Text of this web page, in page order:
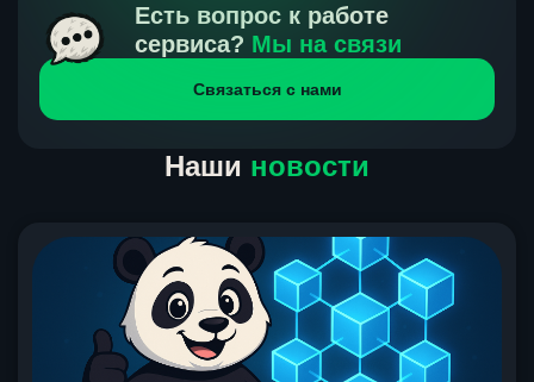
получения нами средств от тебя, а на другой части
направлений курс, указанный на сайте, является
окончательным. Если сомневаешься, напиши в онлайн-
чат на сайте, мы поможем разобраться.
Есть вопрос к работе
сервиса? Мы на связи
Связаться с нами
Наши новости